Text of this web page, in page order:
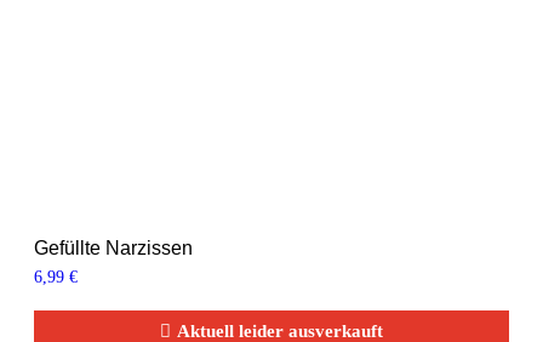
Gefüllte Narzissen
6,99 €
Aktuell leider ausverkauft